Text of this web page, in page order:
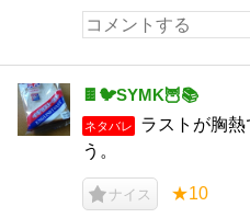
🍫🐦SYMK🦉📚
ネタバレ
ラストが胸
う。
ナイス ★10